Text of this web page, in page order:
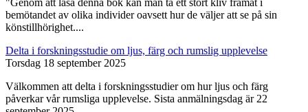
bemötandet av olika individer oavsett hur de väljer att se på sin
könstillhörighet....
Delta i forskningsstudie om ljus, färg och rumslig upplevelse
Torsdag 18 september 2025
Välkommen att delta i forskningsstudier om hur ljus och färg
påverkar vår rumsliga upplevelse. Sista anmälningsdag är 22